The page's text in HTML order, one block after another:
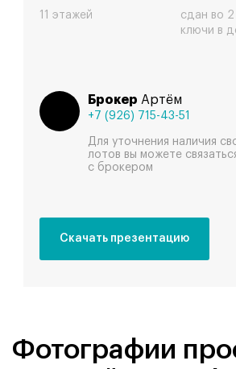
11 этажей
сдан во
ключи в
Брокер Артём
+7 (926) 715-43-51
Для уточнения наличия
лотов вы можете
с брокером
Скачать презентацию
Фотографии